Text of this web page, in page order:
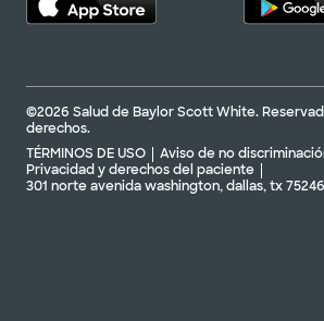
©2026 Salud de Baylor Scott White.
derechos.
TÉRMINOS DE USO
Aviso de no
Privacidad y derechos del paciente
301 norte avenida washington, dallas, tx 75246